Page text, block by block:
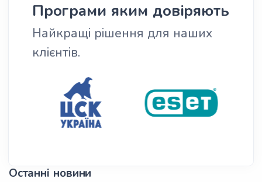
Програми яким довіряють
Найкращі рішення для наших
клієнтів.
Останні новини